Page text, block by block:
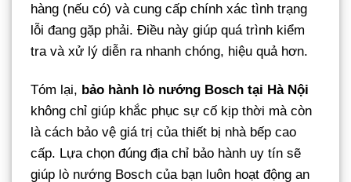
hàng (nếu có) và cung cấp chính xác tình trạng
lỗi đang gặp phải. Điều này giúp quá trình kiểm
tra và xử lý diễn ra nhanh chóng, hiệu quả hơn.
Tóm lại, bảo hành lò nướng Bosch tại Hà Nội
không chỉ giúp khắc phục sự cố kịp thời mà còn
là cách bảo vệ giá trị của thiết bị nhà bếp cao
cấp. Lựa chọn đúng địa chỉ bảo hành uy tín sẽ
giúp lò nướng Bosch của bạn luôn hoạt động an